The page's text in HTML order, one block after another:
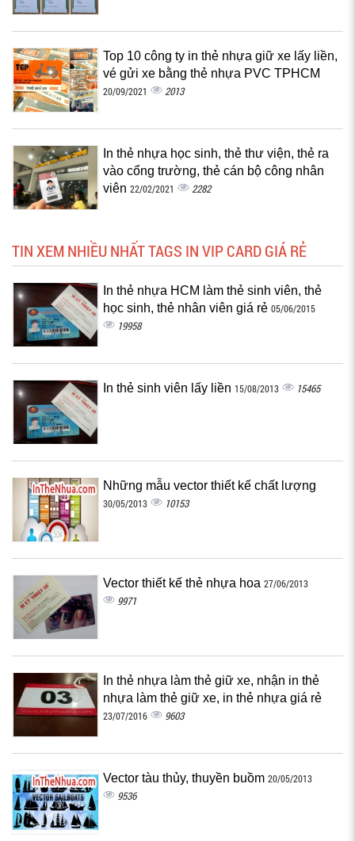
Top 10 công ty in thẻ nhựa giữ xe lấy liền,
vé gửi xe bằng thẻ nhựa PVC TPHCM
20/09/2021 2013
In thẻ nhựa học sinh, thẻ thư viện, thẻ ra
vào cổng trường, thẻ cán bộ công nhân
viên 22/02/2021 2282
TIN XEM NHIỀU NHẤT TAGS IN VIP CARD GIÁ RẺ
In thẻ nhựa HCM làm thẻ sinh viên, thẻ
học sinh, thẻ nhân viên giá rẻ 05/06/2015
19958
In thẻ sinh viên lấy liền 15/08/2013 15465
Những mẫu vector thiết kế chất lượng
30/05/2013 10153
Vector thiết kế thẻ nhựa hoa 27/06/2013
9971
In thẻ nhựa làm thẻ giữ xe, nhận in thẻ
nhựa làm thẻ giữ xe, in thẻ nhựa giá rẻ
23/07/2016 9603
Vector tàu thủy, thuyền buồm 20/05/2013
9536